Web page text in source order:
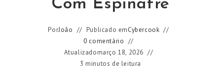
Com Espinafre
PorJoão Publicado emCybercook
0 comentário
Atualizadomarço 18, 2026
3 minutos de leitura